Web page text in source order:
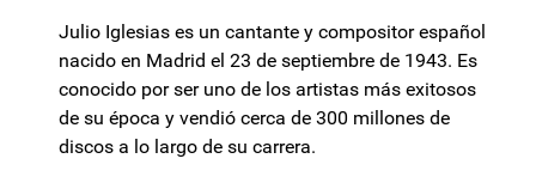
Julio Iglesias es un cantante y compositor español
nacido en Madrid el 23 de septiembre de 1943. Es
conocido por ser uno de los artistas más exitosos
de su época y vendió cerca de 300 millones de
discos a lo largo de su carrera.